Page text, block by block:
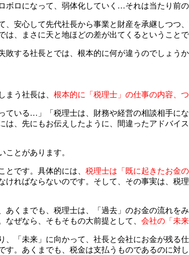
ロになって、弱体化していく…それは当たり前の
安心して先代社長から事業と財産を承継しつ
、まさに天と地ほどの差が出てくるということで
する社長とでは、根本的に何が違うのでしょうか
まう社長は、 根本的に「税理士」の仕事の内容、
ている…」「税理士は、財務や経営の相談相手
は、先にもお伝えしたように、間違ったアドバ
ことがあります。
です。具体的には、 税理士は「既に起きたお金
ければならないのです。そして、その事実は、
あくまでも、税理士は、「過去」のお金の流れ
ぜなら、そもそもの大前提として、 会社の「未
「未来」に向かって、社長と会社にお金が残る
。あくまでも、税金は支払うものであるのに対